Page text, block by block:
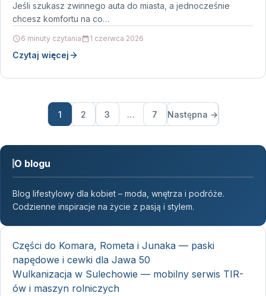
Jeśli szukasz zwinnego auta do miasta, a jednocześnie
chcesz komfortu na co…
6 minuty czytania 1 czerwca 2026
Czytaj więcej
1 2 3 … 7 Następna →
O blogu
Blog lifestylowy dla kobiet – moda, wnętrza i podróże.
Codzienne inspiracje na życie z pasją i stylem.
Części do Komara, Rometa i Junaka — paski
napędowe i cewki dla Jawa 50
Wulkanizacja w Sulechowie — mobilny serwis TIR-
ów i maszyn rolniczych